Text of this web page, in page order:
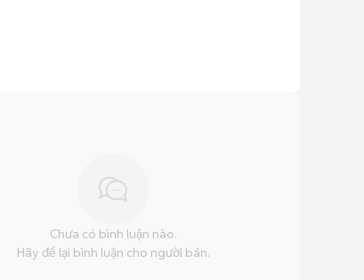
Chưa có bình luận nào.
Hãy để lại bình luận cho người bán.